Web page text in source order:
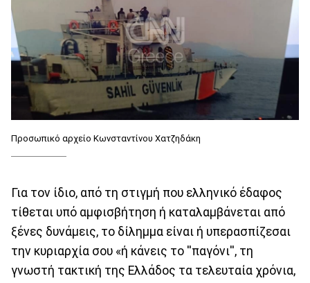
Προσωπικό αρχείο Κωνσταντίνου Χατζηδάκη
Για τον ίδιο, από τη στιγμή που ελληνικό έδαφος
τίθεται υπό αμφισβήτηση ή καταλαμβάνεται από
ξένες δυνάμεις, το δίλημμα είναι ή υπερασπίζεσαι
την κυριαρχία σου «ή κάνεις το ''παγόνι'', τη
γνωστή τακτική της Ελλάδος τα τελευταία χρόνια,